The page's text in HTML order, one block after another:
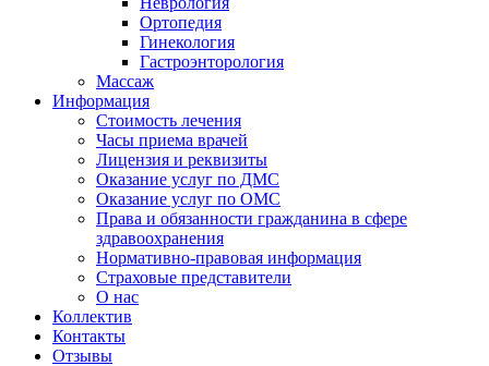
Ортопедия
Гинекология
Гастроэнторология
Массаж
Информация
Стоимость лечения
Часы приема врачей
Лицензия и реквизиты
Оказание услуг по ДМС
Оказание услуг по ОМС
Права и обязанности гражданина в сфере
здравоохранения
Нормативно-правовая информация
Страховые представители
О нас
Коллектив
Контакты
Отзывы